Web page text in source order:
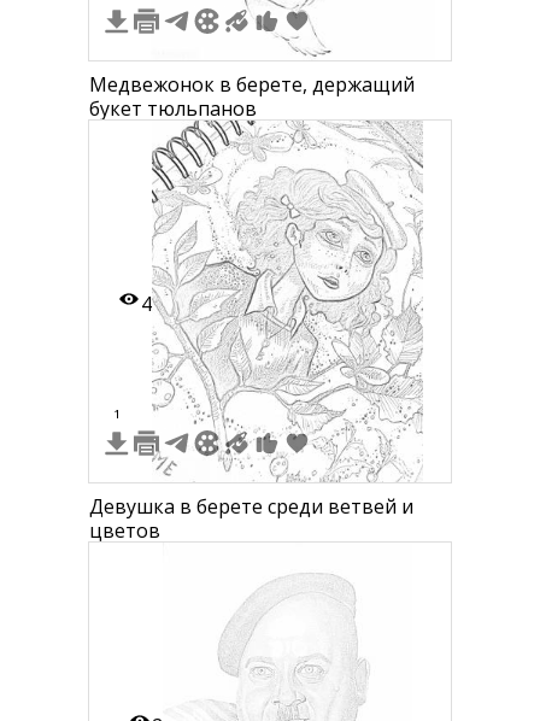
Медвежонок в берете, держащий
букет тюльпанов
4
1
Девушка в берете среди ветвей и
цветов